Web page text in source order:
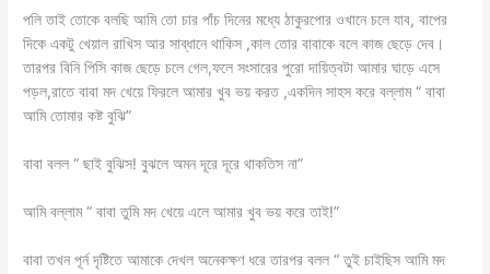
পলি তাই তোকে বলছি আমি তো চার পাঁচ দিনের মধ্যে ঠাকুরপোর ওখানে চলে যাব, বাপের
দিকে একটু খেয়াল রাখিস আর সাব্ধানে থাকিস ,কাল তোর বাবাকে বলে কাজ ছেড়ে দেব।
তারপর বিনি পিসি কাজ ছেড়ে চলে গেল,ফলে সংসারের পুরো দায়িত্বটা আমার ঘাড়ে এসে
পড়ল,রাতে বাবা মদ খেয়ে ফিরলে আমার খুব ভয় করত ,একদিন সাহস করে বল্লাম “ বাবা
আমি তোমার কষ্ট বুঝি”
বাবা বলল “ ছাই বুঝিস! বুঝলে অমন দূরে দূরে থাকতিস না”
আমি বল্লাম “ বাবা তুমি মদ খেয়ে এলে আমার খুব ভয় করে তাই!”
বাবা তখন পূর্ন দৃষ্টিতে আমাকে দেখল অনেকক্ষণ ধরে তারপর বলল “ তুই চাইছিস আমি মদ